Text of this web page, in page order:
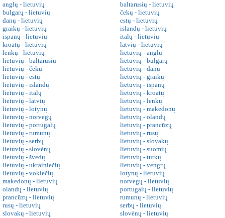
anglų - lietuvių
baltarusių - lietuvių
bulgarų - lietuvių
čekų - lietuvių
danų - lietuvių
estų - lietuvių
graikų - lietuvių
islandų - lietuvių
ispanų - lietuvių
italų - lietuvių
kroatų - lietuvių
latvių - lietuvių
lenkų - lietuvių
lietuvių - anglų
lietuvių - baltarusių
lietuvių - bulgarų
lietuvių - čekų
lietuvių - danų
lietuvių - estų
lietuvių - graikų
lietuvių - islandų
lietuvių - ispanų
lietuvių - italų
lietuvių - kroatų
lietuvių - latvių
lietuvių - lenkų
lietuvių - lotynų
lietuvių - makedonų
lietuvių - norvegų
lietuvių - olandų
lietuvių - portugalų
lietuvių - prancūzų
lietuvių - rumunų
lietuvių - rusų
lietuvių - serbų
lietuvių - slovakų
lietuvių - slovėnų
lietuvių - suomių
lietuvių - švedų
lietuvių - turkų
lietuvių - ukrainiečių
lietuvių - vengrų
lietuvių - vokiečių
lotynų - lietuvių
makedonų - lietuvių
norvegų - lietuvių
olandų - lietuvių
portugalų - lietuvių
prancūzų - lietuvių
rumunų - lietuvių
rusų - lietuvių
serbų - lietuvių
slovakų - lietuvių
slovėnų - lietuvių